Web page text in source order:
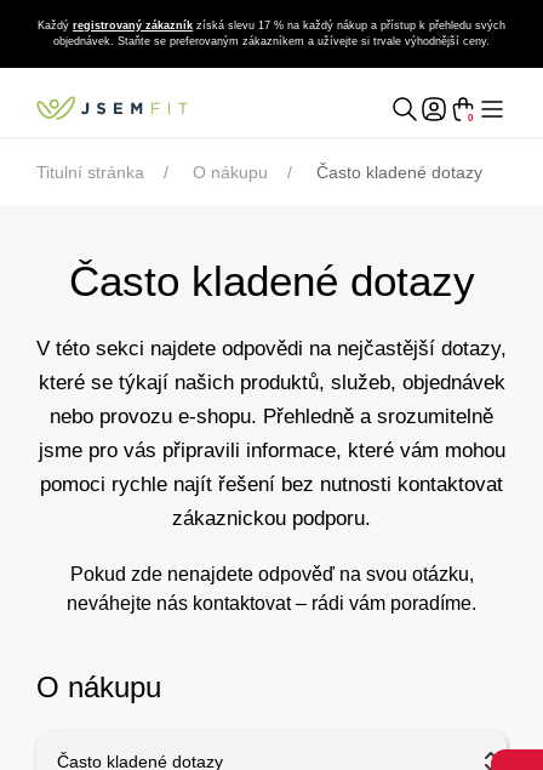
Každý registrovaný zákazník získá slevu 17 % na každý nákup a přístup k přehledu svých
objednávek. Staňte se preferovaným zákazníkem a užívejte si trvale výhodnější ceny.
0
Titulní stránka O nákupu Často kladené dotazy
Často kladené dotazy
V této sekci najdete odpovědi na nejčastější dotazy,
které se týkají našich produktů, služeb, objednávek
nebo provozu e-shopu. Přehledně a srozumitelně
jsme pro vás připravili informace, které vám mohou
pomoci rychle najít řešení bez nutnosti kontaktovat
zákaznickou podporu.
Pokud zde nenajdete odpověď na svou otázku,
neváhejte nás kontaktovat – rádi vám poradíme.
O nákupu
Často kladené dotazy